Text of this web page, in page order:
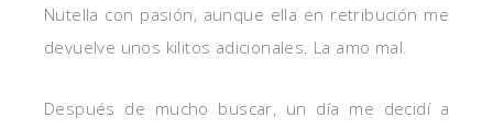
Nutella con pasión, aunque ella en retribución me
devuelve unos kilitos adicionales. La amo mal.
Después de mucho buscar, un día me decidí a